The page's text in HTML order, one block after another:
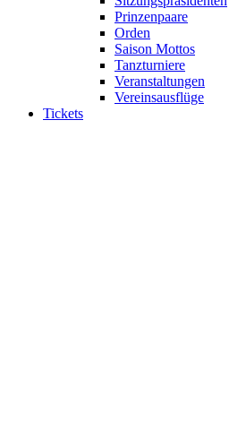
Prinzenpaare
Orden
Saison Mottos
Tanzturniere
Veranstaltungen
Vereinsausflüge
Tickets